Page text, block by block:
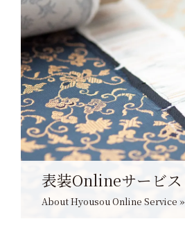
表装Onlineサービス
About Hyousou Online Service »